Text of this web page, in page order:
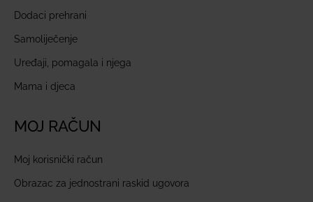
Dodaci prehrani
Samoliječenje
Uređaji, pomagala i njega
Mama i djeca
MOJ RAČUN
Moj korisnički račun
Obrazac za jednostrani raskid ugovora